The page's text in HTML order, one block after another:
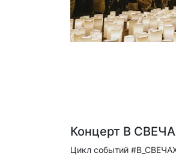
Концерт В
Цикл событий